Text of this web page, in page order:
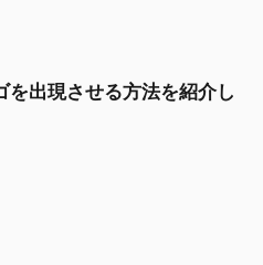
出現させる方法を紹介し